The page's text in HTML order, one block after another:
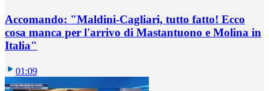
Accomando: "Maldini-Cagliari, tutto fatto! Ecco
cosa manca per l'arrivo di Mastantuono e Molina in
Italia"
01:09